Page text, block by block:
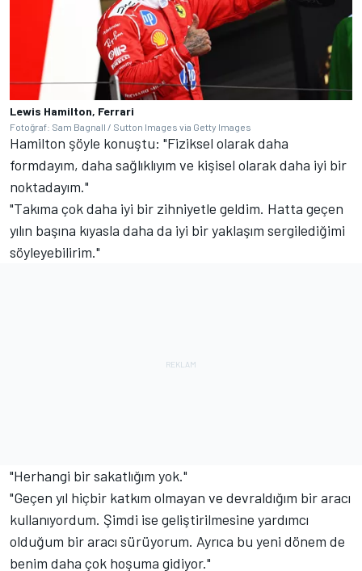
Lewis Hamilton, Ferrari
Fotoğraf: Sam Bagnall / Sutton Images via Getty Images
Hamilton şöyle konuştu: "Fiziksel olarak daha
formdayım, daha sağlıklıyım ve kişisel olarak daha iyi bir
noktadayım."
"Takıma çok daha iyi bir zihniyetle geldim. Hatta geçen
yılın başına kıyasla daha da iyi bir yaklaşım sergilediğimi
söyleyebilirim."
"Herhangi bir sakatlığım yok."
"Geçen yıl hiçbir katkım olmayan ve devraldığım bir aracı
kullanıyordum. Şimdi ise geliştirilmesine yardımcı
olduğum bir aracı sürüyorum. Ayrıca bu yeni dönem de
benim daha çok hoşuma gidiyor."